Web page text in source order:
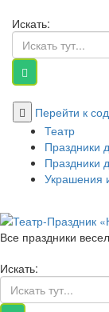
Искать:
Перейти к
Театр
Праздники
Праздники
Украшения
Театр-Праздник
Выездные детские
по тел. 8 (911) 927
Заказать тамаду
Все праздники
Искать: